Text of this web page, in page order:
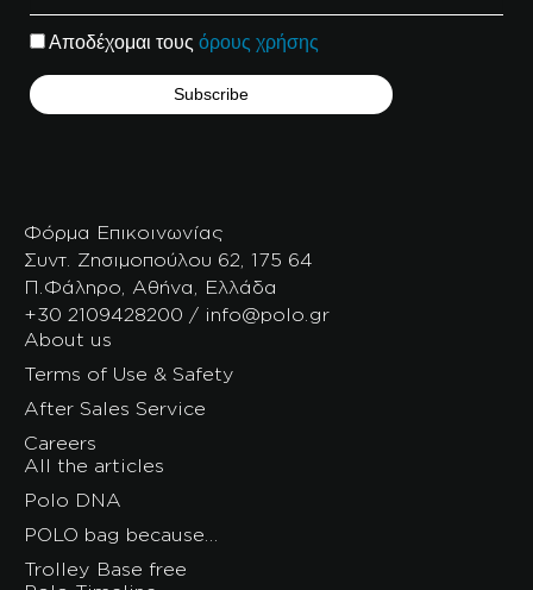
Αποδέχομαι τους όρους χρήσης
Φόρμα Επικοινωνίας
Συντ. Ζησιμοπούλου 62, 175 64
Π.Φάληρο, Αθήνα, Ελλάδα
+30 2109428200 / info@polo.gr
About us
Terms of Use & Safety
After Sales Service
Careers
All the articles
Polo DNA
POLO bag because…
Trolley Base free